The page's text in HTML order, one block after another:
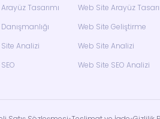
Tasarımı
Analizi
Web Site Arayüz
Web Site Geliştirme
Web Site Analizi
Web Site SEO Analizi